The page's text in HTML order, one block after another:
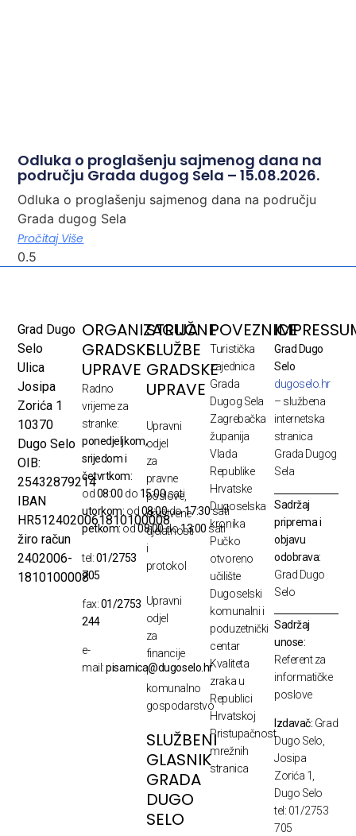
Odluka o proglašenju sajmenog dana na
području Grada dugog Sela – 15.08.2026.
Odluka o proglašenju sajmenog dana na području
Grada dugog Sela
Pročitaj Više
Grad Dugo
Selo
Ulica
Josipa
Zorića 1
10370
Dugo Selo
OIB:
25432879214
IBAN
HR5124020061810100008
žiro račun
2402006-
1810100008
ORGANIZACIJA
GRADSKE
UPRAVE
Radno
vrijeme za
stranke:
ponedjeljkom,
srijedom i
četvrtkom:
od08:00 do 15:00sati
utorkom: od08:00do17:30sati
petkom:od08:00do13:00 sati
tel:01/2753
705
fax:01/2753
244
e-
mail:pisarnica@dugoselo.hr
STRUČNE
SLUŽBE
GRADSKE
UPRAVE
Upravni
odjel
za
pravne
poslove,
društvene
djelatnosti
i
protokol
Upravni
odjel
za
financije
i
komunalno
gospodarstvo
SLUŽBENI
GLASNIK
GRADA
DUGO
SELO
POVEZNICE
Turistička
zajednica
Grada
Dugog Sela
Zagrebačka
županija
Vlada
Republike
Hrvatske
Dugoselska
kronika
Pučko
otvoreno
učilište
Dugoselski
komunalni i
poduzetnički
centar
Kvaliteta
zraka u
Republici
Hrvatskoj
Pristupačnost
mrežnih
stranica
Grad Dugo
Selo
dugoselo.hr
– službena
internetska
stranica
Grada Dugog
Sela
Sadržaj
priprema i
objavu
odobrava:
Grad Dugo
Selo
Sadržaj
unose:
Referent za
informatičke
poslove
Izdavač: Grad
Dugo Selo,
Josipa
Zorića 1,
Dugo Selo
tel: 01/2753
705